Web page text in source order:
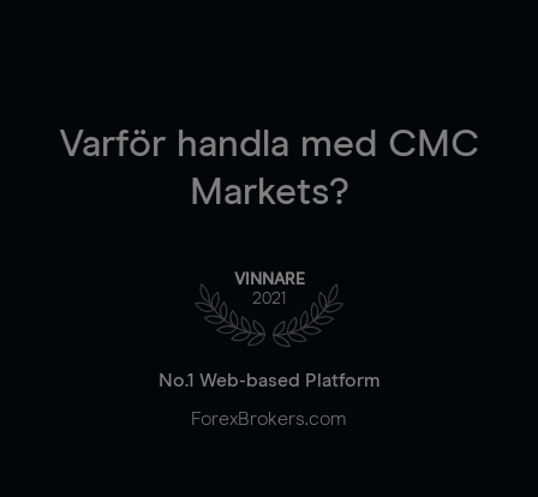
Varför handla med CMC
Markets?
VINNARE
2021
No.1 Web-based Platform
ForexBrokers.com